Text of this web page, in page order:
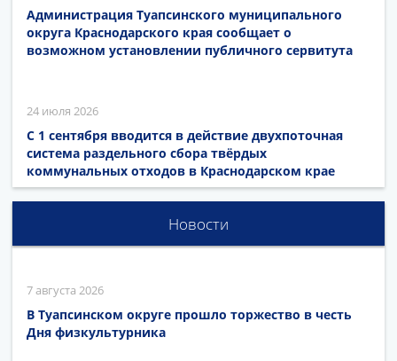
Администрация Туапсинского муниципального
округа Краснодарского края сообщает о
возможном установлении публичного сервитута
24 июля 2026
С 1 сентября вводится в действие двухпоточная
система раздельного сбора твёрдых
коммунальных отходов в Краснодарском крае
Новости
7 августа 2026
В Туапсинском округе прошло торжество в честь
Дня физкультурника